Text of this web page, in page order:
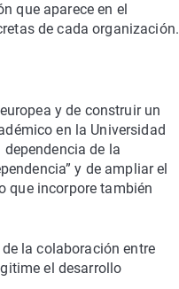
que aparece en el
de cada organización.
y de construir un
en la Universidad
de la
y de ampliar el
que incorpore también
la colaboración entre
el desarrollo